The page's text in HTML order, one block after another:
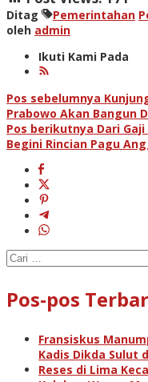
Ditag Pemerintahan
oleh admin
Ikuti Kami Pada
Navigasi
pos
Pos sebelumnya
Prabowo Akan Bangun
Pos berikutnya Dari
Begini Rincian Pagu
Cari
Pos-pos
Fransiskus
Kadis Dikda Sulut
Reses di Lima